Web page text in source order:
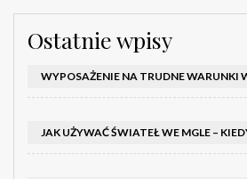
Ostatnie wpisy